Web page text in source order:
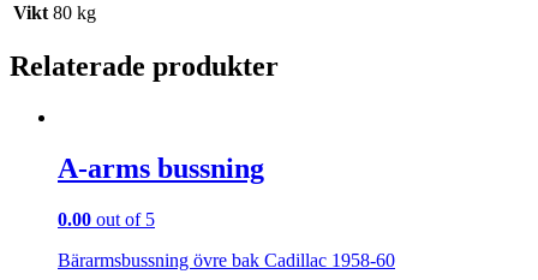
Vikt 80 kg
Relaterade produkter
A-arms bussning
0.00 out of 5
Bärarmsbussning övre bak Cadillac 1958-60